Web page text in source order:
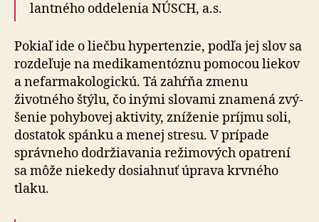
lantného odde­lenia NÚSCH, a.s.
Pokiaľ ide o liečbu hypertenzie, podľa jej slov sa
roz­de­ľuje na me­di­ka­men­tóznu pomocou liekov
a ne­far­ma­ko­lo­gickú. Tá zahŕňa zmenu
životného štýlu, čo inými slovami zna­mená zvý­
šenie po­hy­bovej aktivity, zníženie príjmu soli,
dostatok spánku a menej stresu. V prí­pade
správneho dodržiavania režimových opatrení
sa môže niekedy dosiahnuť úprava krvného
tlaku.